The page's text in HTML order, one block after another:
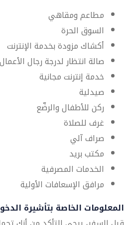
مطاعم ومقاهي
السوق الحرة
أكشاك مزودة بخدمة الإنترنت
صالة انتظار لدرجة رجال
خدمة إنترنت مجانية
صيدلية
ركن للأطفال والرضّع
غرف للصلاة
صراف آلي
مكتب بريد
الخدمات المصرفية
مرافق الإسعافات الأولية
المعلومات الخاصة بتأشيرة